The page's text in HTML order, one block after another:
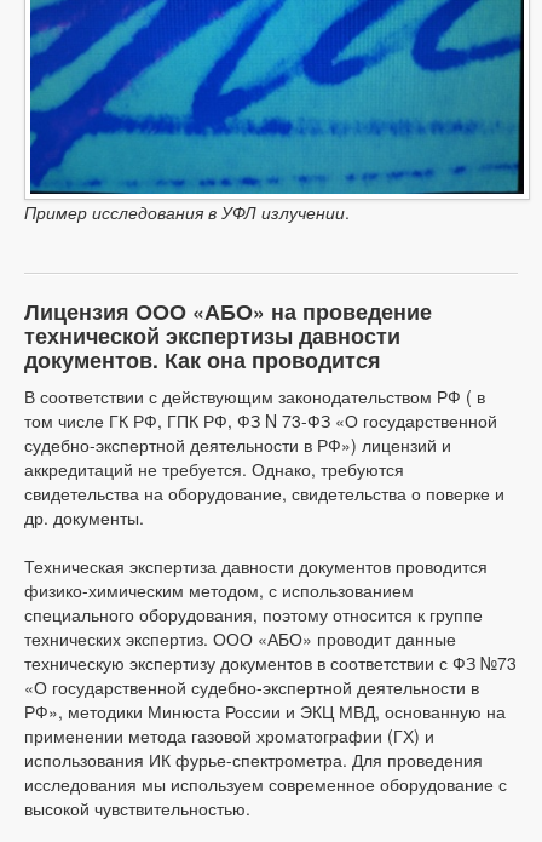
Пример исследования в УФЛ излучении.
Лицензия ООО «АБО» на проведение
технической экспертизы давности
документов. Как она проводится
В соответствии с действующим законодательством РФ ( в
том числе ГК РФ, ГПК РФ, ФЗ N 73-ФЗ «О государственной
судебно-экспертной деятельности в РФ») лицензий и
аккредитаций не требуется. Однако, требуются
свидетельства на оборудование, свидетельства о поверке и
др. документы.
Техническая экспертиза давности документов проводится
физико-химическим методом, с использованием
специального оборудования, поэтому относится к группе
технических экспертиз. ООО «АБО» проводит данные
техническую экспертизу документов в соответствии с ФЗ №73
«О государственной судебно-экспертной деятельности в
РФ», методики Минюста России и ЭКЦ МВД, основанную на
применении метода газовой хроматографии (ГХ) и
использования ИК фурье-спектрометра. Для проведения
исследования мы используем современное оборудование с
высокой чувствительностью.